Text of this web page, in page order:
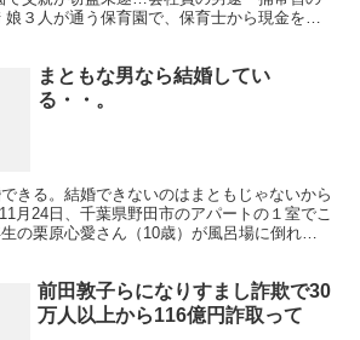
３人が通う保育園で、保育士から現金を盗
まともな男なら結婚してい
る・・。
きる。結婚できないのはまともじゃないから
月24日、千葉県野田市のアパートの１室でこ
の栗原心愛さん（10歳）が風呂場に倒れ込
前田敦子らになりすまし詐欺で30
万人以上から116億円詐取って